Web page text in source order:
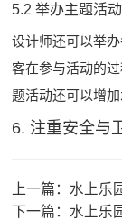
5.2 举办主题活动
设计师还可以举
客在参与活动的
题活动还可以增
6. 注重安全与
上一篇： 水上乐
下一篇： 水上乐